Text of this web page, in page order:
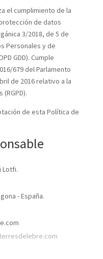
el cumplimiento de la
de datos
3/2018, de 5 de
Personales y de
GDD). Cumple
679 del Parlamento
de 2016 relativo a la
de esta Política de
Lotfi.
- España.